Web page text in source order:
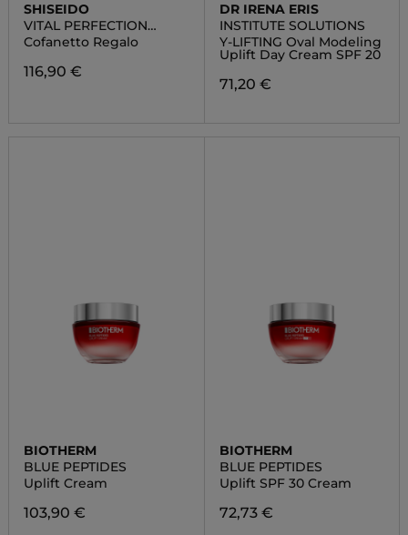
SHISEIDO
VITAL PERFECTION
SUPREME POUCH SET
Cofanetto Regalo
116,90 €
DR IRENA ERIS
INSTITUTE SOLUTIONS
Y-LIFTING Oval Modeling
Uplift Day Cream SPF 20
71,20 €
BIOTHERM
BLUE PEPTIDES
Uplift Cream
103,90 €
BIOTHERM
BLUE PEPTIDES
Uplift SPF 30 Cream
72,73 €